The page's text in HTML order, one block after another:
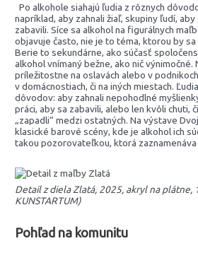
Po alkohole siahajú ľudia z rôznych
napríklad, aby zahnali žiaľ, skupiny ľudí,
zabavili. Síce sa alkohol na figurálnych
objavuje často, nie je to téma, ktorou by
Berie to sekundárne, ako súčasť
alkohol vnímaný bežne, ako nič výnimočné.
príležitostne na oslavách alebo v
v domácnostiach, či na iných miestach.
dôvodov: aby zahnali nepohodlné
práci, aby sa zabavili, alebo len kvôli chuti,
„zapadli“ medzi ostatných. Na výstave
klasické barové scény, kde je alkohol ich
takou pozorovateľkou, ktorá
Detail z diela Zlatá, 2025, akryl na plátne,
KUNSTARTUM)
Pohľad na komunitu